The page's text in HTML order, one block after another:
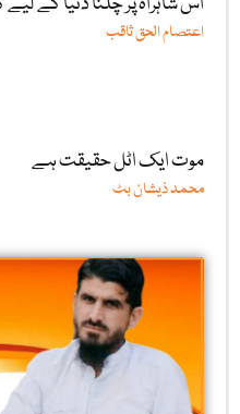
اعتصام الحق ثاقب
موت ایک اٹل حقیقت ہے
محمد ذیشان بٹ